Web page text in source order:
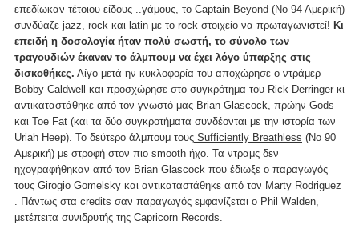
επεδίωκαν τέτοιου είδους ..γάμους, το Captain Beyond (Νο 94 Αμερική)
συνδύαζε jazz, rock και latin με το rock στοιχείο να πρωταγωνιστεί! Κι
επειδή η δοσολογία ήταν πολύ σωστή, το σύνολο των
τραγουδιών έκαναν το άλμπουμ να έχει λόγο ύπαρξης στις
δισκοθήκες. Λίγο μετά ην κυκλοφορία του αποχώρησε ο ντράμερ
Bobby Caldwell και προσχώρησε στο συγκρότημα του Rick Derringer κι
αντικαταστάθηκε από τον γνωστό μας Brian Glascock, πρώην Gods
και Toe Fat (και τα δύο συγκροτήματα συνδέονται με την ιστορία των
Uriah Heep). To δεύτερο άλμπουμ τους Sufficiently Breathless (Νο 90
Αμερική) με στροφή στον πιο smooth ήχο. Τα ντραμς δεν
ηχογραφήθηκαν από τον Brian Glascock που έδιωξε ο παραγωγός
τους Girogio Gomelsky και αντικαταστάθηκε από τον Marty Rodriguez
. Πάντως στα credits σαν παραγωγός εμφανίζεται ο Phil Walden,
μετέπειτα συνιδρυτής της Capricorn Records.